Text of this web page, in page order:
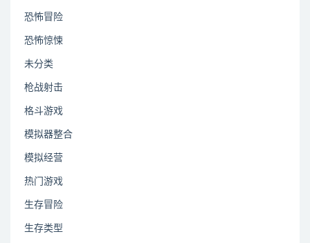
恐怖冒险
恐怖惊悚
未分类
枪战射击
格斗游戏
模拟器整合
模拟经营
热门游戏
生存冒险
生存类型